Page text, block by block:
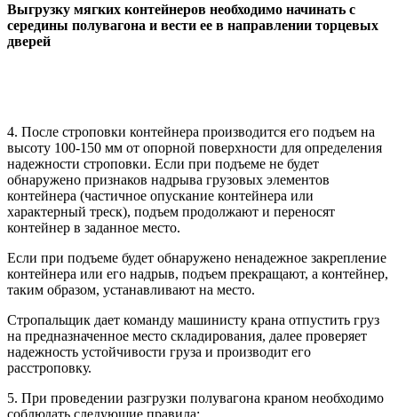
Выгрузку мягких контейнеров необходимо начинать с
середины полувагона и вести ее в направлении торцевых
дверей
4. После строповки контейнера производится его подъем на
высоту 100-150 мм от опорной поверхности для определения
надежности строповки. Если при подъеме не будет
обнаружено признаков надрыва грузовых элементов
контейнера (частичное опускание контейнера или
характерный треск), подъем продолжают и переносят
контейнер в заданное место.
Если при подъеме будет обнаружено ненадежное закрепление
контейнера или его надрыв, подъем прекращают, а контейнер,
таким образом, устанавливают на место.
Стропальщик дает команду машинисту крана отпустить груз
на предназначенное место складирования, далее проверяет
надежность устойчивости груза и производит его
расстроповку.
5. При проведении разгрузки полувагона краном необходимо
соблюдать следующие правила: